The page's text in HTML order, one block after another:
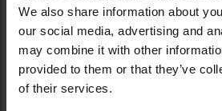
We also share information about
our social media, advertising and
may combine it with other
provided to them or that they’ve
of their services.